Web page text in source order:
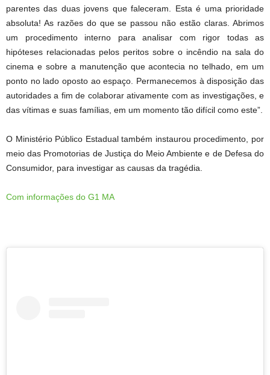
parentes das duas jovens que faleceram. Esta é uma prioridade
absoluta! As razões do que se passou não estão claras. Abrimos
um procedimento interno para analisar com rigor todas as
hipóteses relacionadas pelos peritos sobre o incêndio na sala do
cinema e sobre a manutenção que acontecia no telhado, em um
ponto no lado oposto ao espaço. Permanecemos à disposição das
autoridades a fim de colaborar ativamente com as investigações, e
das vítimas e suas famílias, em um momento tão difícil como este”.
O Ministério Público Estadual também instaurou procedimento, por
meio das Promotorias de Justiça do Meio Ambiente e de Defesa do
Consumidor, para investigar as causas da tragédia.
Com informações do G1 MA